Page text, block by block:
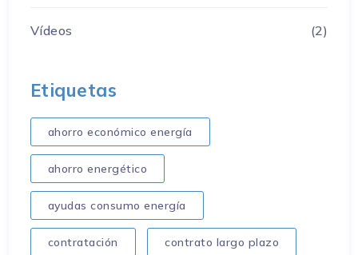
Vídeos (2)
Etiquetas
ahorro económico energía
ahorro energético
ayudas consumo energía
contratación contrato largo plazo